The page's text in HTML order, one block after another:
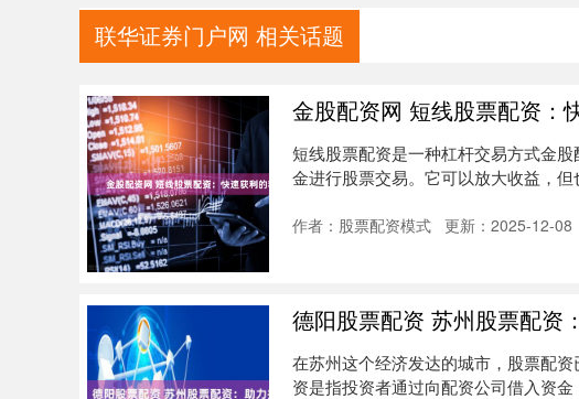
联华证券门户网 相关话题
金股配资网 短线股票配资：
短线股票配资是一种杠杆交易方式金
金进行股票交易。它可以放大收益，
作者：股票配资模式 更新：2025-12-08
德阳股票配资 苏州股票配资
在苏州这个经济发达的城市，股票配
资是指投资者通过向配资公司借入资